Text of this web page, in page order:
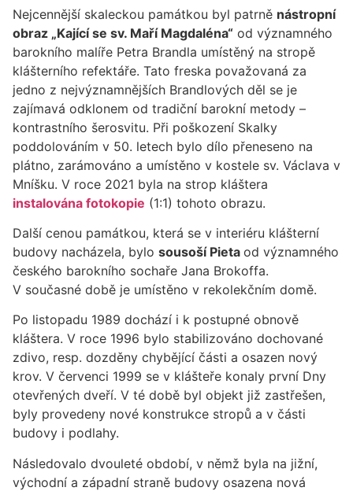
Nejcennější skaleckou památkou byl patrně nástropní
obraz „Kající se sv. Maří Magdaléna“ od významného
barokního malíře Petra Brandla umístěný na stropě
klášterního refektáře. Tato freska považovaná za
jedno z nejvýznamnějších Brandlových děl se je
zajímavá odklonem od tradiční barokní metody –
kontrastního šerosvitu. Při poškození Skalky
poddolováním v 50. letech bylo dílo přeneseno na
plátno, zarámováno a umístěno v kostele sv. Václava v
Mníšku. V roce 2021 byla na strop kláštera
instalována fotokopie (1:1) tohoto obrazu.
Další cenou památkou, která se v interiéru klášterní
budovy nacházela, bylo sousoší Pieta od významného
českého barokního sochaře Jana Brokoffa.
V současné době je umístěno v rekolekčním domě.
Po listopadu 1989 dochází i k postupné obnově
kláštera. V roce 1996 bylo stabilizováno dochované
zdivo, resp. dozděny chybějící části a osazen nový
krov. V červenci 1999 se v klášteře konaly první Dny
otevřených dveří. V té době byl objekt již zastřešen,
byly provedeny nové konstrukce stropů a v části
budovy i podlahy.
Následovalo dvouleté období, v němž byla na jižní,
východní a západní straně budovy osazena nová